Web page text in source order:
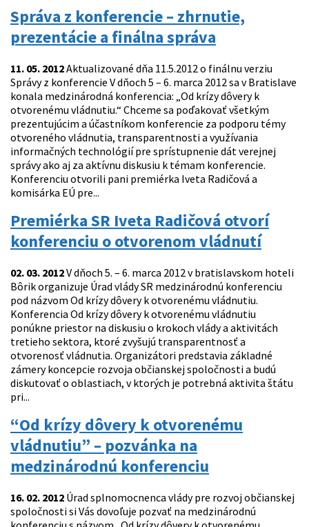
Správa z konferencie – zhrnutie,
prezentácie a finálna správa
11. 05. 2012Aktualizované dňa 11.5.2012 o finálnu verziu
Správy z konferencie V dňoch 5 – 6. marca 2012 sa v Bratislave
konala medzinárodná konferencia: „Od krízy dôvery k
otvorenému vládnutiu.“ Chceme sa poďakovať všetkým
prezentujúcim a účastníkom konferencie za podporu témy
otvoreného vládnutia, transparentnosti a využívania
informačných technológií pre sprístupnenie dát verejnej
správy ako aj za aktívnu diskusiu k témam konferencie.
Konferenciu otvorili pani premiérka Iveta Radičová a
komisárka EÚ pre...
Premiérka SR Iveta Radičová otvorí
konferenciu o otvorenom vládnutí
02. 03. 2012V dňoch 5. – 6. marca 2012 v bratislavskom hoteli
Bôrik organizuje Úrad vlády SR medzinárodnú konferenciu
pod názvom Od krízy dôvery k otvorenému vládnutiu.
Konferencia Od krízy dôvery k otvorenému vládnutiu
ponúkne priestor na diskusiu o krokoch vlády a aktivitách
tretieho sektora, ktoré zvyšujú transparentnosť a
otvorenosť vládnutia. Organizátori predstavia základné
zámery koncepcie rozvoja občianskej spoločnosti a budú
diskutovať o oblastiach, v ktorých je potrebná aktivita štátu
pri...
“Od krízy dôvery k otvorenému
vládnutiu” – pozvánka na
medzinárodnú konferenciu
16. 02. 2012 Úrad splnomocnenca vlády pre rozvoj občianskej
spoločnosti si Vás dovoľuje pozvať na medzinárodnú